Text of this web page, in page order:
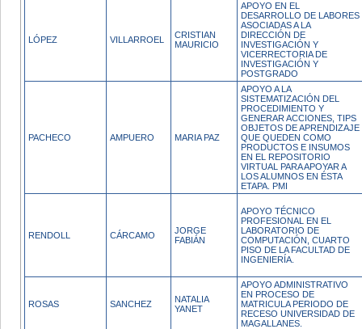
LÓPEZ VILLARROEL
CRISTIAN
MAURICIO
APOYO EN EL
DESARROLLO DE LABORES
ASOCIADAS A LA
DIRECCIÓN DE
INVESTIGACIÓN Y
VICERRECTORIA DE
INVESTIGACIÓN Y
POSTGRADO
PACHECO AMPUERO MARIA PAZ
APOYO A LA
SISTEMATIZACIÓN DEL
PROCEDIMIENTO Y
GENERAR ACCIONES, TIPS
OBJETOS DE APRENDIZAJE
QUE QUEDEN COMO
PRODUCTOS E INSUMOS
EN EL REPOSITORIO
VIRTUAL PARA APOYAR A
LOS ALUMNOS EN ÉSTA
ETAPA. PMI
RENDOLL CÁRCAMO
JORGE
FABIÁN
APOYO TÉCNICO
PROFESIONAL EN EL
LABORATORIO DE
COMPUTACIÓN, CUARTO
PISO DE LA FACULTAD DE
INGENIERÍA.
ROSAS SANCHEZ
NATALIA
YANET
APOYO ADMINISTRATIVO
EN PROCESO DE
MATRICULA PERIODO DE
RECESO UNIVERSIDAD DE
MAGALLANES.